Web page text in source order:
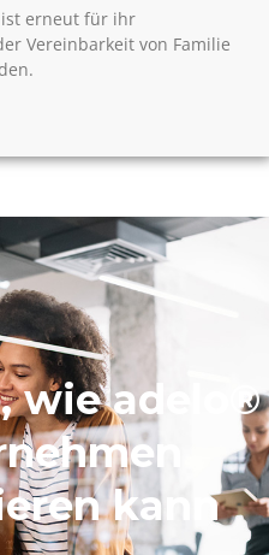
ist erneut für ihr
Vereinbarkeit von Familie
wie adelo®
kann